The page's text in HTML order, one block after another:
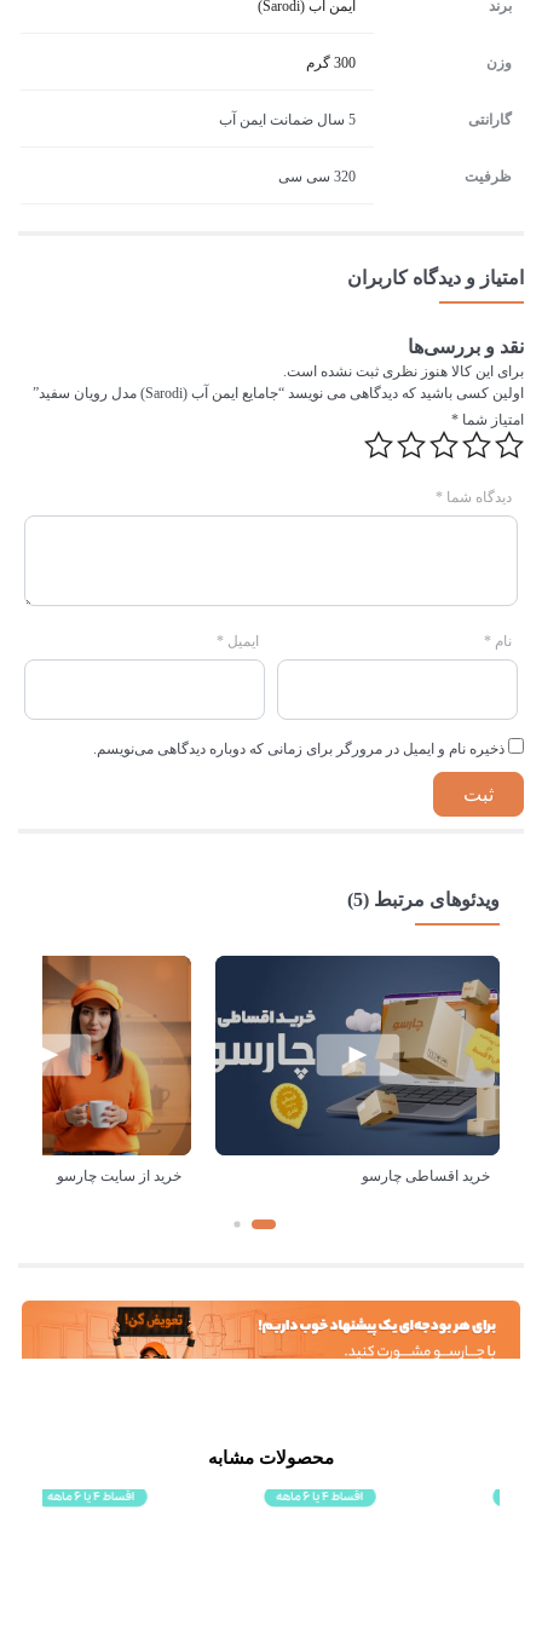
برند ایمن آب (Sarodi)
وزن 300 گرم
گارانتی 5 سال ضمانت ایمن آب
ظرفیت 320 سی سی
امتیاز و دیدگاه کاربران
نقد و بررسی‌ها
برای این کالا هنوز نظری ثبت نشده است.
اولین کسی باشید که دیدگاهی می نویسد “جامایع ایمن آب (Sarodi) مدل رویان سفید”
امتیاز شما *
دیدگاه شما *
نام * ایمیل *
ذخیره نام و ایمیل در مرورگر برای زمانی که دوباره دیدگاهی می‌نویسم.
ویدئوهای مرتبط (5)
خرید اقساطی چارسو خرید از سایت چارسو
محصولات مشابه